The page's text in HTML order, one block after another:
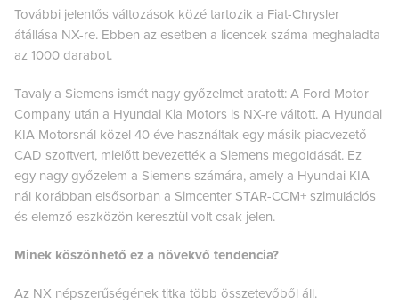
További jelentős változások közé tartozik a Fiat-Chrysler
átállása NX-re. Ebben az esetben a licencek száma meghaladta
az 1000 darabot.
Tavaly a Siemens ismét nagy győzelmet aratott: A Ford Motor
Company után a Hyundai Kia Motors is NX-re váltott. A Hyundai
KIA Motorsnál közel 40 éve használtak egy másik piacvezető
CAD szoftvert, mielőtt bevezették a Siemens megoldását. Ez
egy nagy győzelem a Siemens számára, amely a Hyundai KIA-
nál korábban elsősorban a Simcenter STAR-CCM+ szimulációs
és elemző eszközön keresztül volt csak jelen.
Minek köszönhető ez a növekvő tendencia?
Az NX népszerűségének titka több összetevőből áll.